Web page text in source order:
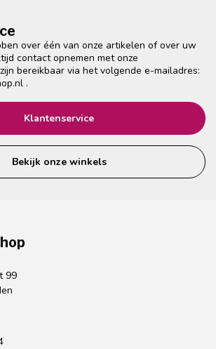
over één van onze artikelen of over uw
contact opnemen met onze
bereikbaar via het volgende e-mailadres:
.
Klantenservice
Bekijk onze winkels
99